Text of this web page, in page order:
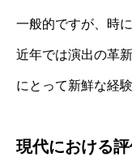
一般的ですが、時
近年では演出の革
にとって新鮮な経
現代における